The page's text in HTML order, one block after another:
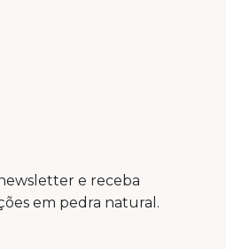
e receba
em pedra natural.